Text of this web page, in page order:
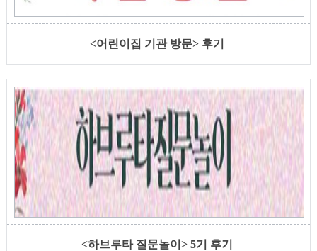
<어린이집 기관 방문> 후기
<하브루타 질문놀이> 5기 후기